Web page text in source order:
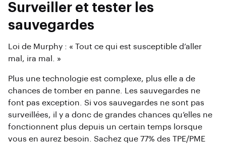
Surveiller et tester les
sauvegardes
Loi de Murphy : « Tout ce qui est susceptible d’aller
mal, ira mal. »
Plus une technologie est complexe, plus elle a de
chances de tomber en panne. Les sauvegardes ne
font pas exception. Si vos sauvegardes ne sont pas
surveillées, il y a donc de grandes chances qu’elles ne
fonctionnent plus depuis un certain temps lorsque
vous en aurez besoin. Sachez que 77% des TPE/PME